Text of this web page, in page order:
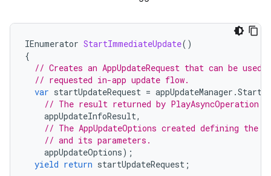
IEnumerator StartImmediateUpdate()
{
// Creates an AppUpdateRequest that can be
// requested in-app update flow.
var startUpdateRequest = appUpdateManager .
// The result returned by
appUpdateInfoResult,
// The AppUpdateOptions created defining the
// and its parameters.
appUpdateOptions);
yield return startUpdateRequest ;